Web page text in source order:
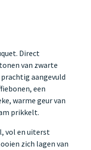
Direct
van zwarte
aangevuld
een
warme geur van
prikkelt.
vol en uiterst
zich lagen van